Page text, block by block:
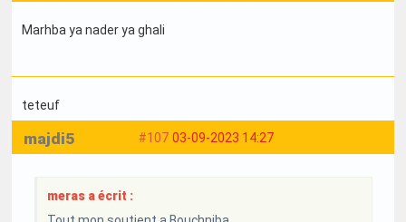
Marhba ya nader ya ghali
teteuf
#107 03-09-2023 14:27
majdi5
meras a écrit :